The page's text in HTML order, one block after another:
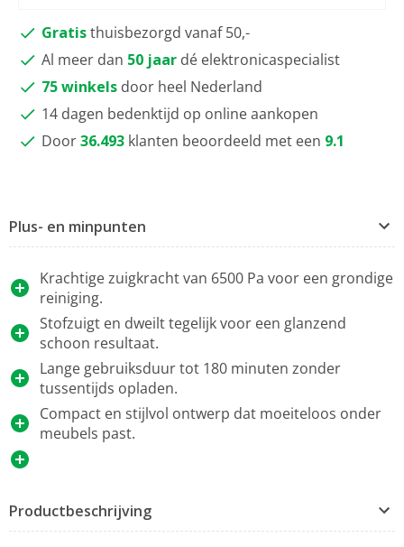
Gratisthuisbezorgd vanaf 50,-
Al meer dan 50 jaar dé elektronicaspecialist
75 winkels door heel Nederland
14 dagen bedenktijd op online aankopen
Door36.493 klanten beoordeeld met een 9.1
Plus- en minpunten
Krachtige zuigkracht van 6500 Pa voor een grondige
reiniging.
Stofzuigt en dweilt tegelijk voor een glanzend
schoon resultaat.
Lange gebruiksduur tot 180 minuten zonder
tussentijds opladen.
Compact en stijlvol ontwerp dat moeiteloos onder
meubels past.
Productbeschrijving